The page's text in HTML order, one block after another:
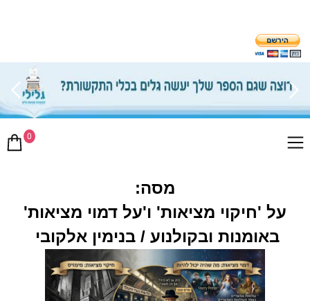
0
מסה:
על 'חיקוי מציאות' ו'על דמוי מציאות'
באומנות ובקולנוע / בנימין אלקובי